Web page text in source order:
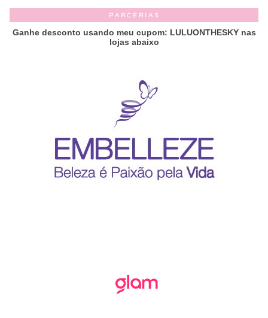
PARCERIAS
Ganhe desconto usando meu cupom: LULUONTHESKY nas
lojas abaixo